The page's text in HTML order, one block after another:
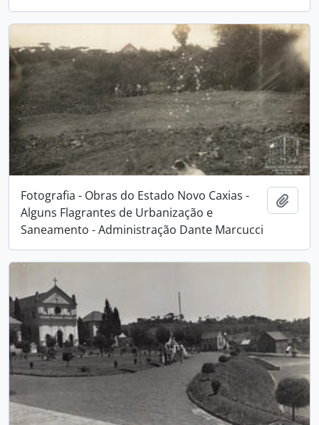
Fotografia - Obras do Estado Novo Caxias -
Alguns Flagrantes de Urbanização e
Saneamento - Administração Dante Marcucci